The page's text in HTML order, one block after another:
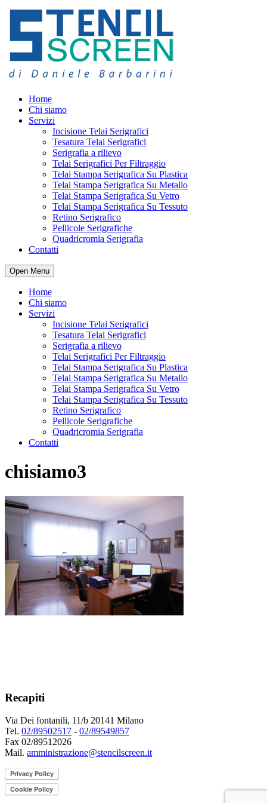
Home
Chi siamo
Servizi
Incisione Telai Serigrafici
Tesatura Telai Serigrafici
Serigrafia a rilievo
Telai Serigrafici Per Filtraggio
Telai Stampa Serigrafica Su Plastica
Telai Stampa Serigrafica Su Metallo
Telai Stampa Serigrafica Su Vetro
Telai Stampa Serigrafica Su Tessuto
Retino Serigrafico
Pellicole Serigrafiche
Quadricromia Serigrafia
Contatti
Open Menu
Home
Chi siamo
Servizi
Incisione Telai Serigrafici
Tesatura Telai Serigrafici
Serigrafia a rilievo
Telai Serigrafici Per Filtraggio
Telai Stampa Serigrafica Su Plastica
Telai Stampa Serigrafica Su Metallo
Telai Stampa Serigrafica Su Vetro
Telai Stampa Serigrafica Su Tessuto
Retino Serigrafico
Pellicole Serigrafiche
Quadricromia Serigrafia
Contatti
chisiamo3
Recapiti
Via Dei fontanili, 11/b 20141 Milano
Tel. 02/89502517 - 02/89549857
Fax 02/89512026
Mail. amministrazione@stencilscreen.it